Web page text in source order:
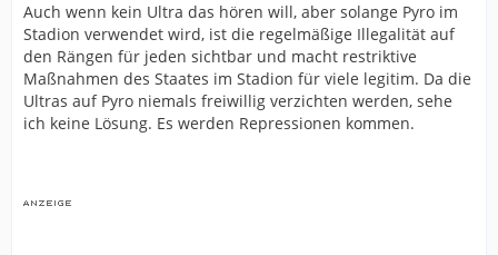
Auch wenn kein Ultra das hören will, aber solange Pyro im
Stadion verwendet wird, ist die regelmäßige Illegalität auf
den Rängen für jeden sichtbar und macht restriktive
Maßnahmen des Staates im Stadion für viele legitim. Da die
Ultras auf Pyro niemals freiwillig verzichten werden, sehe
ich keine Lösung. Es werden Repressionen kommen.